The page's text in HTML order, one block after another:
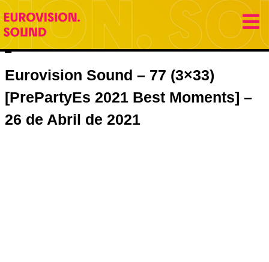
Eurovision Sound
26 abril 2021
Jose Gracia
Eurovision Sound – 77 (3×33)
[PrePartyEs 2021 Best Moments] –
26 de Abril de 2021